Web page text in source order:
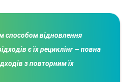
способом відновлення
є їх рециклінг – повна
з повторним їх